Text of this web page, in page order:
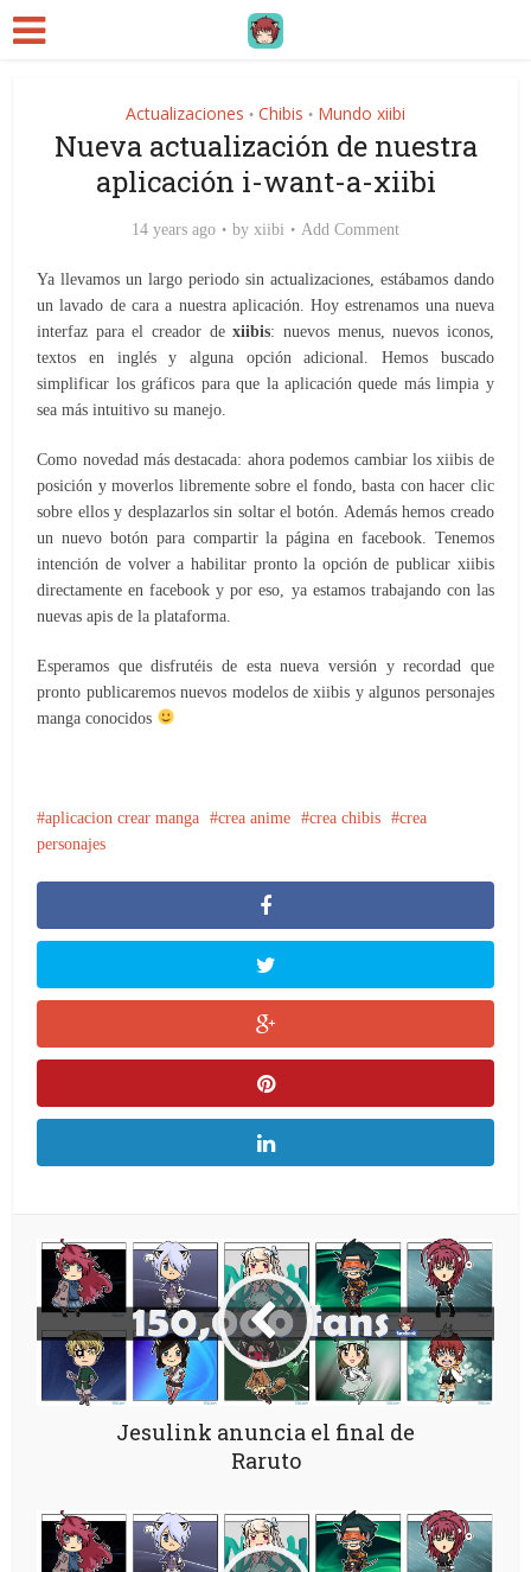
Actualizaciones • Chibis • Mundo xiibi
Nueva actualización de nuestra
aplicación i-want-a-xiibi
14 years ago by xiibi Add Comment
Ya llevamos un largo periodo sin actualizaciones, estábamos dando
un lavado de cara a nuestra aplicación. Hoy estrenamos una nueva
interfaz para el creador dexiibis: nuevos menus, nuevos iconos,
textos en inglés y alguna opción adicional. Hemos buscado
simplificar los gráficos para que la aplicación quede más limpia y
sea más intuitivo su manejo.
Como novedad más destacada: ahora podemos cambiar los xiibis de
posición y moverlos libremente sobre el fondo, basta con hacer clic
sobre ellos y desplazarlos sin soltar el botón. Además hemos creado
un nuevo botón para compartir la página en facebook. Tenemos
intención de volver a habilitar pronto la opción de publicar xiibis
directamente en facebook y por eso, ya estamos trabajando con las
nuevas apis de la plataforma.
Esperamos que disfrutéis de esta nueva versión y recordad que
pronto publicaremos nuevos modelos de xiibis y algunos personajes
manga conocidos
aplicacion crear manga crea anime crea chibis
crea
personajes
Jesulink anuncia el final de
Raruto